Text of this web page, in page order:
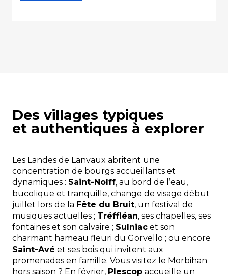
Des villages typiques
et authentiques à explorer
Les Landes de Lanvaux abritent une
concentration de bourgs accueillants et
dynamiques : Saint-Nolff, au bord de l’eau,
bucolique et tranquille, change de visage début
juillet lors de la Fête du Bruit, un festival de
musiques actuelles ; Tréffléan, ses chapelles, ses
fontaines et son calvaire ; Sulniac et son
charmant hameau fleuri du Gorvello ; ou encore
Saint-Avé et ses bois qui invitent aux
promenades en famille. Vous visitez le Morbihan
hors saison ? En février, Plescop accueille un